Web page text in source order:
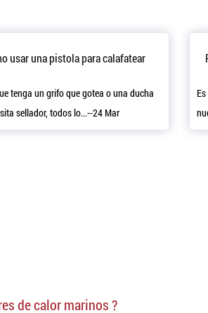
de barco
usar una pistola para calafatear
tenga un grifo que gotea o una ducha
sellador, todos lo...--24 Mar
de calor marinos?